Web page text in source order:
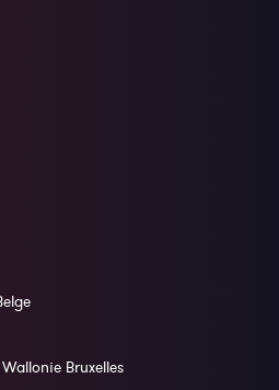
Bruxelles